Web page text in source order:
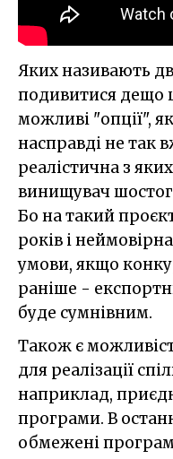
Яких називають
подивитися дещо
можливі "опції",
насправді не так
реалістична з
винищувач
Бо на такий
років і
умови, якщо
раніше -
буде сумнівним.
Також є
для реалізації
наприклад,
програми. В
обмежені